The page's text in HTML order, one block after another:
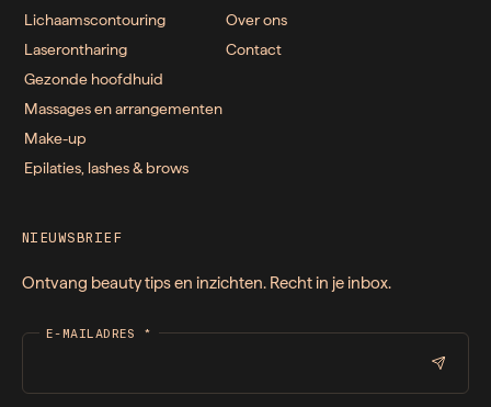
Lichaamscontouring
Laserontharing
Gezonde hoofdhuid
Massages en arrangementen
Make-up
Epilaties, lashes & brows
Over ons
Contact
NIEUWSBRIEF
Ontvang beauty tips en inzichten. Recht in je inbox.
E-MAILADRES *